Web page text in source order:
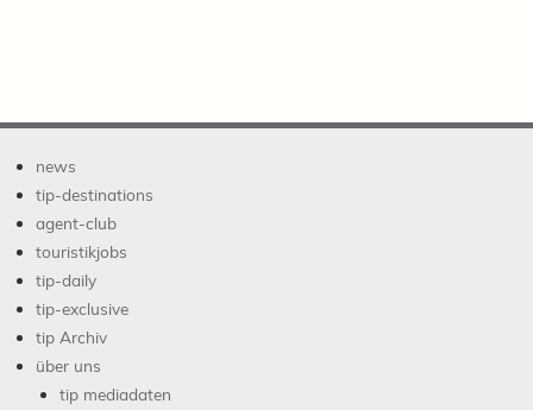
news
tip-destinations
agent-club
touristikjobs
tip-daily
tip-exclusive
tip Archiv
über uns
tip mediadaten